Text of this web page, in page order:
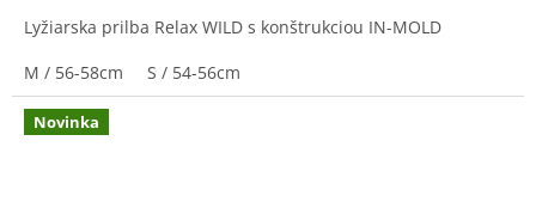
Lyžiarska prilba Relax WILD s konštrukciou IN-MOLD
M / 56-58cm
S / 54-56cm
Novinka